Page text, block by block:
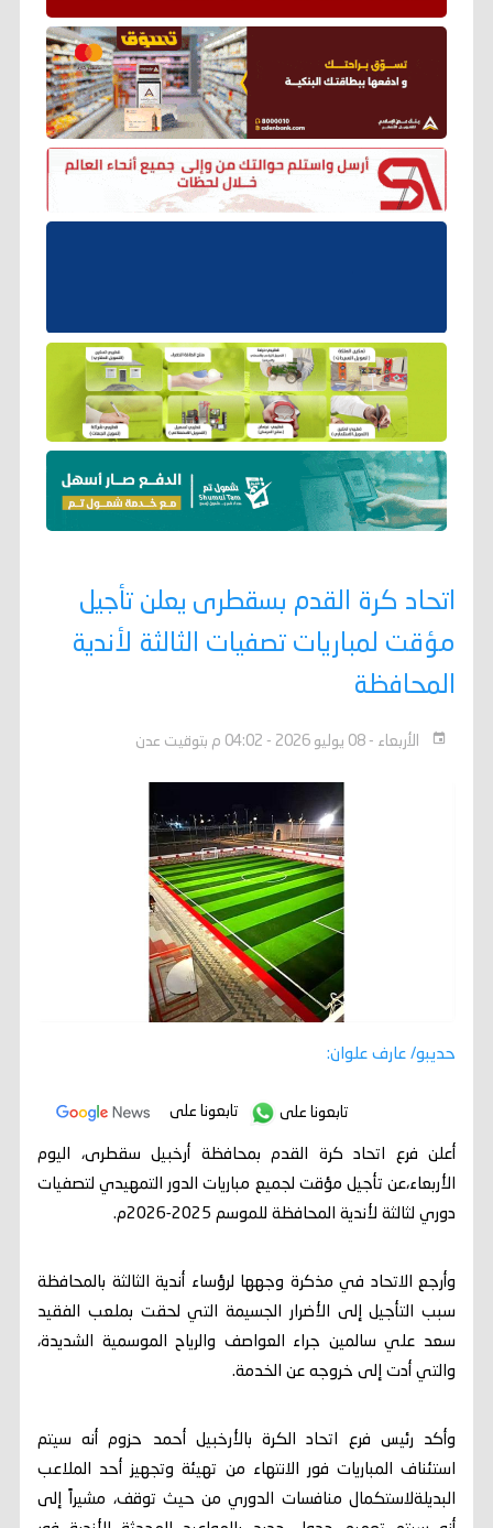
اتحاد كرة القدم بسقطرى يعلن تأجيل
مؤقت لمباريات تصفيات الثالثة لأندية
المحافظة
الأربعاء - 08 يوليو 2026 - 04:02 م بتوقيت عدن
حديبو/ عارف علوان:
تابعونا على تابعونا على
أعلن فرع اتحاد كرة القدم بمحافظة أرخبيل سقطرى، اليوم
الأربعاء،عن تأجيل مؤقت لجميع مباريات الدور التمهيدي لتصفيات
دوري لثالثة لأندية المحافظة للموسم 2025-2026م.
وأرجع الاتحاد في مذكرة وجهها لرؤساء أندية الثالثة بالمحافظة
سبب التأجيل إلى الأضرار الجسيمة التي لحقت بملعب الفقيد
سعد علي سالمين جراء العواصف والرياح الموسمية الشديدة،
والتي أدت إلى خروجه عن الخدمة.
وأكد رئيس فرع اتحاد الكرة بالأرخبيل أحمد حزوم أنه سيتم
استئناف المباريات فور الانتهاء من تهيئة وتجهيز أحد الملاعب
البديلةلاستكمال منافسات الدوري من حيث توقف، مشيراً إلى